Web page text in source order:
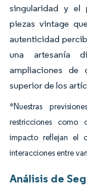
singularidad y el
piezas vintage
autenticidad
una artesanía
ampliaciones de
superior de los
*Nuestras
restricciones como
impacto reflejan el
interacciones entre
Análisis de